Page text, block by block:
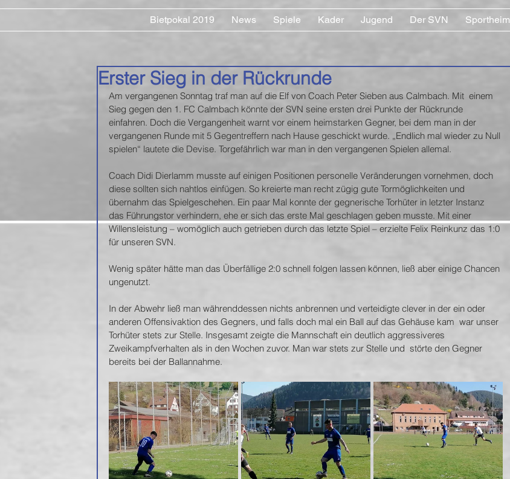
Bietpokal 2019 News Spiele Kader Jugend Der SVN Sportheim
Erster Sieg in der Rückrunde
Am vergangenen Sonntag traf man auf die Elf von Coach Peter Sieben aus Calmbach. Mit  einem
Sieg gegen den 1. FC Calmbach könnte der SVN seine ersten drei Punkte der Rückrunde
einfahren. Doch die Vergangenheit warnt vor einem heimstarken Gegner, bei dem man in der
vergangenen Runde mit 5 Gegentreffern nach Hause geschickt wurde. „Endlich mal wieder zu Null
spielen“ lautete die Devise. Torgefährlich war man in den vergangenen Spielen allemal.
Coach Didi Dierlamm musste auf einigen Positionen personelle Veränderungen vornehmen, doch
diese sollten sich nahtlos einfügen. So kreierte man recht zügig gute Tormöglichkeiten und
übernahm das Spielgeschehen. Ein paar Mal konnte der gegnerische Torhüter in letzter Instanz
das Führungstor verhindern, ehe er sich das erste Mal geschlagen geben musste. Mit einer
Willensleistung – womöglich auch getrieben durch das letzte Spiel – erzielte Felix Reinkunz das 1:0
für unseren SVN.
Wenig später hätte man das Überfällige 2:0 schnell folgen lassen können, ließ aber einige Chancen
ungenutzt.
In der Abwehr ließ man währenddessen nichts anbrennen und verteidigte clever in der ein oder
anderen Offensivaktion des Gegners, und falls doch mal ein Ball auf das Gehäuse kam  war unser
Torhüter stets zur Stelle. Insgesamt zeigte die Mannschaft ein deutlich aggressiveres
Zweikampfverhalten als in den Wochen zuvor. Man war stets zur Stelle und  störte den Gegner
bereits bei der Ballannahme.